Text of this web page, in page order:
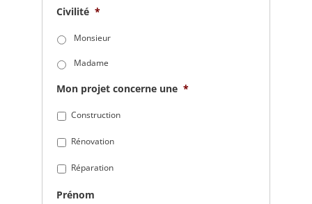
Civilité *
Monsieur
Madame
Mon projet concerne une *
Construction
Rénovation
Réparation
Prénom